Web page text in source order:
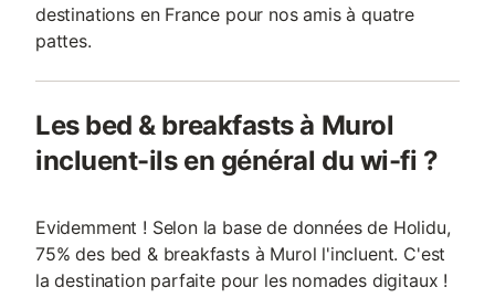
destinations en France pour nos amis à quatre
pattes.
Les bed & breakfasts à Murol
incluent-ils en général du wi-fi ?
Evidemment ! Selon la base de données de Holidu,
75% des bed & breakfasts à Murol l'incluent. C'est
la destination parfaite pour les nomades digitaux !